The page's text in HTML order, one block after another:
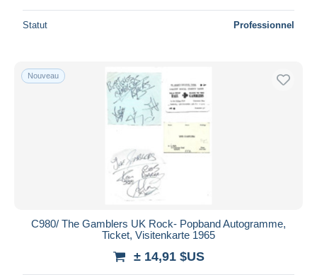
Statut Professionnel
Nouveau
C980/ The Gamblers UK Rock- Popband Autogramme,
Ticket, Visitenkarte 1965
± 14,91 $US